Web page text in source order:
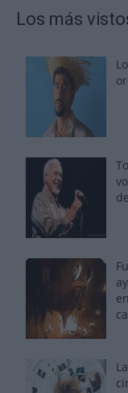
Los más